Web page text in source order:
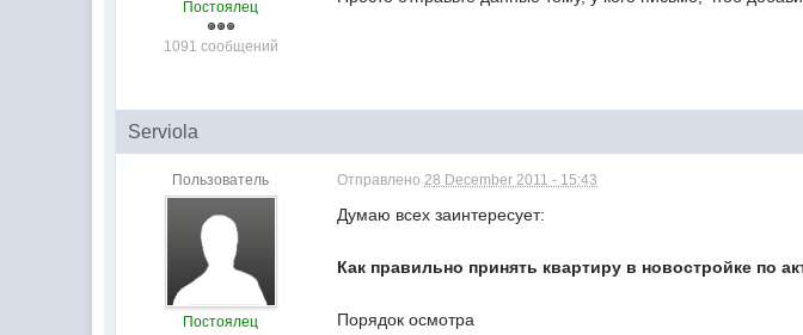
Постоялец
1091 сообщений
Serviola
Пользователь
Постоялец
Отправлено28 December 2011 - 15:43
Думаю всех заинтересует:
Как правильно принять квартиру в новостройке по
Порядок осмотра